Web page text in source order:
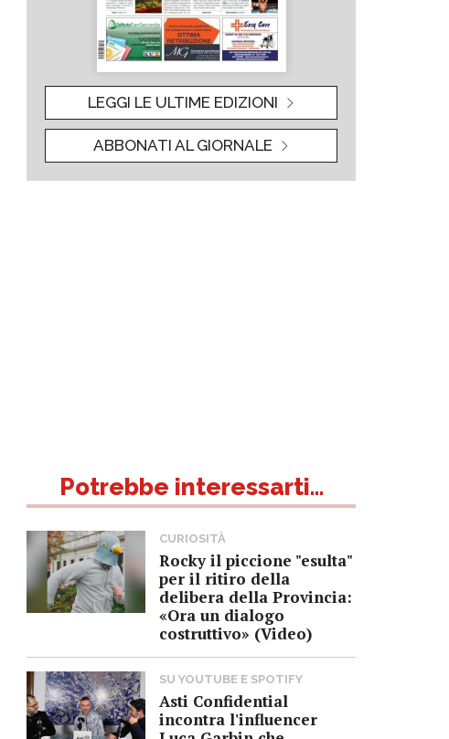
LEGGI LE ULTIME EDIZIONI
ABBONATI AL GIORNALE
Potrebbe interessarti...
CURIOSITÀ
Rocky il piccione "esulta"
per il ritiro della
delibera della Provincia:
«Ora un dialogo
costruttivo» (Video)
SU YOUTUBE E SPOTIFY
Asti Confidential
incontra l'influencer